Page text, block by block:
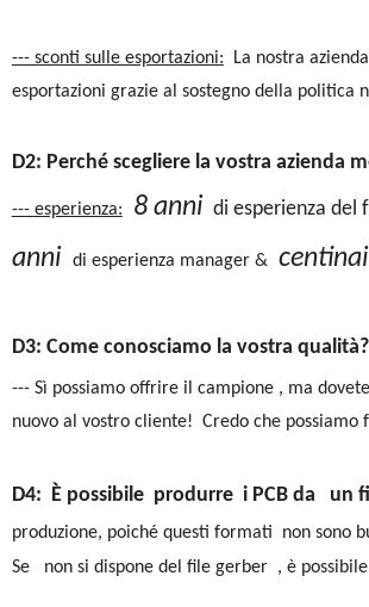
--- sconti sulle esportazioni:
La nostra
esportazioni grazie al sostegno della politica
D2: Perché scegliere la vostra azienda
--- esperienza: 8 anni di esperienza
anni di esperienza manager &
D3: Come conosciamo la vostra
--- Sì possiamo offrire il campione , ma
nuovo al vostro cliente! Credo che
D4: È possibile produrre i PCB da un
produzione, poiché questi formati non sono
Se non si dispone del file gerber , è